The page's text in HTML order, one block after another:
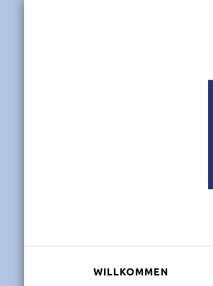
WILLKOMMEN